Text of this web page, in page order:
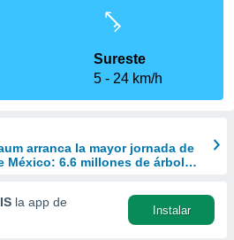
Sureste
5
24 km/h
arranca la mayor jornada de
México: 6.6 millones de árboles
la app de
Instalar